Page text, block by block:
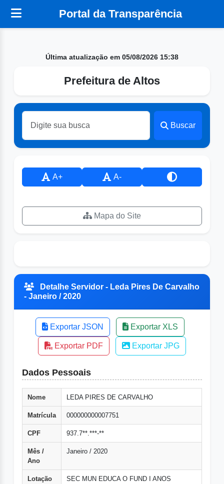
Portal da Transparência
Última atualização em 05/08/2026 15:38
Prefeitura de Altos
Buscar
A+ A-
Mapa do Site
Detalhe Servidor - Leda Pires De Carvalho
- Janeiro / 2020
Exportar JSON Exportar XLS
Exportar PDF Exportar JPG
Dados Pessoais
Nome LEDA PIRES DE CARVALHO
Matrícula 000000000007751
CPF 937.7**.***-**
Mês /
Ano
Janeiro / 2020
Lotação
SEC MUN EDUCA O FUND I ANOS